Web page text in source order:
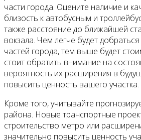
части города. Оцените наличие и
близость к автобусным и
также расстояние до ближайшей
вокзала. Чем легче будет
частей города, тем выше будет
стоит обратить внимание на
вероятность их расширения в
повысить ценность вашего участка.
Кроме того, учитывайте
района. Новые транспортные
строительство метро или
значительно повысить ценность